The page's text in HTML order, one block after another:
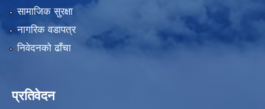
सामाजिक सुरक्षा
नागरिक वडापत्र
निवेदनको ढाँचा
प्रतिवेदन